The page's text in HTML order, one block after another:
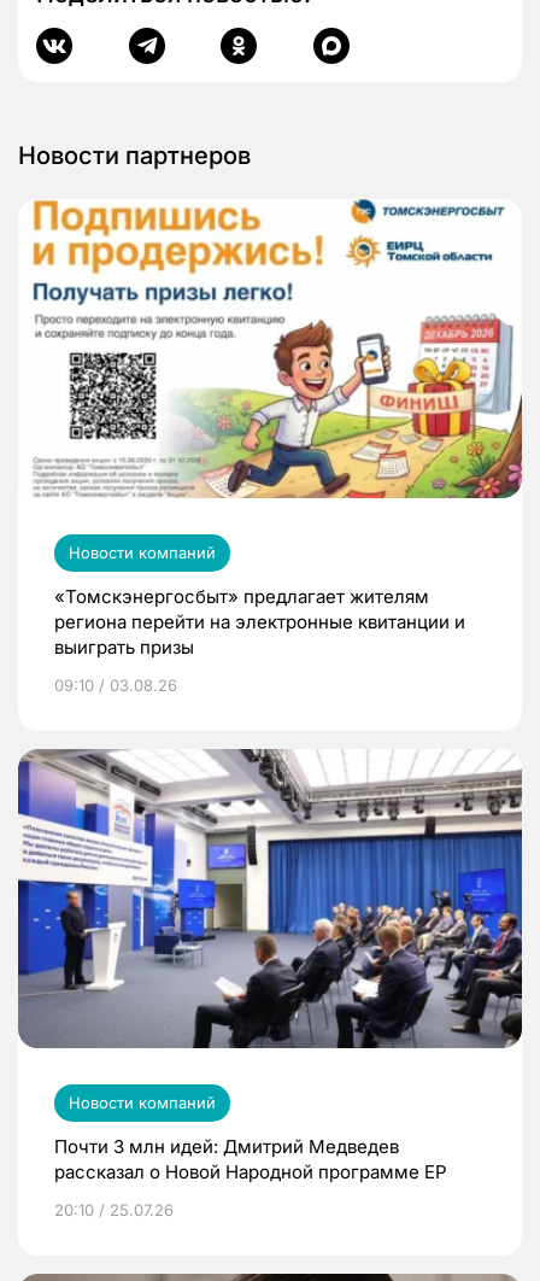
Новости партнеров
Новости компаний
«Томскэнергосбыт» предлагает жителям
региона перейти на электронные квитанции и
выиграть призы
09:10 / 03.08.26
Новости компаний
Почти 3 млн идей: Дмитрий Медведев
рассказал о Новой Народной программе ЕР
20:10 / 25.07.26